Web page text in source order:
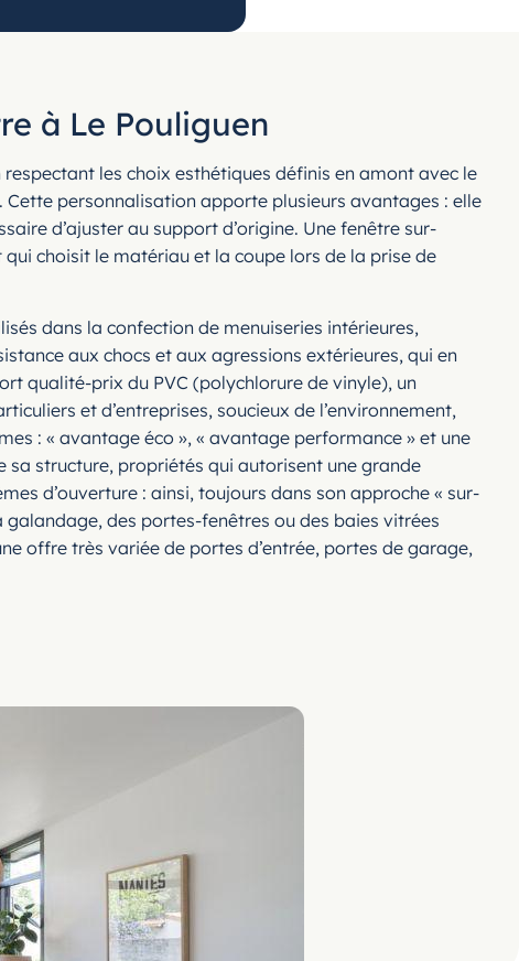
à Le Pouliguen
les choix esthétiques définis en amont avec le
Cette personnalisation apporte plusieurs avantages : elle
d’ajuster au support d’origine. Une fenêtre sur-
choisit le matériau et la coupe lors de la prise de
dans la confection de menuiseries intérieures,
aux chocs et aux agressions extérieures, qui en
qualité-prix du PVC (polychlorure de vinyle), un
et d’entreprises, soucieux de l’environnement,
: « avantage éco », « avantage performance » et une
sa structure, propriétés qui autorisent une grande
d’ouverture : ainsi, toujours dans son approche « sur-
des portes-fenêtres ou des baies vitrées
offre très variée de portes d’entrée, portes de garage,